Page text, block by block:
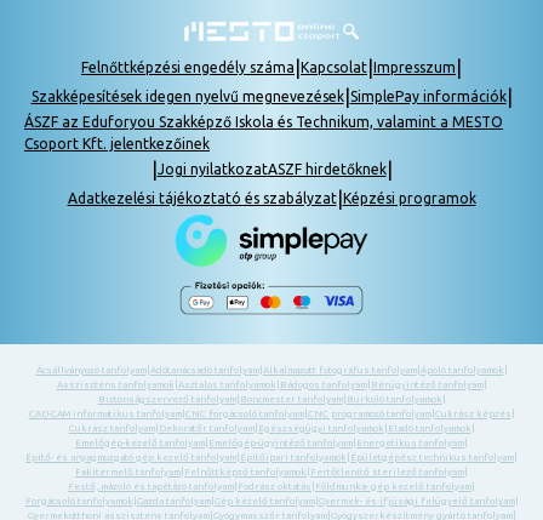
Felnőttképzési engedély száma Kapcsolat Impresszum
Szakképesítések idegen nyelvű megnevezések| SimplePay információk|
ÁSZF az Eduforyou Szakképző Iskola és Technikum, valamint a MESTO
Csoport Kft. jelentkezőinek
Jogi nyilatkozatASZF hirdetőknek|
Adatkezelési tájékoztató és szabályzat| Képzési programok
Ácsállványozó tanfolyam| Adótanácsadó tanfolyam| Alkalmazott fotográfus tanfolyam| Ápoló tanfolyamok
Asszisztens tanfolyamok Asztalos tanfolyamok Bádogos tanfolyam| Bérügyintéző tanfolyam|
Biztonságszervező tanfolyam| Boncmester tanfolyam| Burkoló tanfolyamok
CAD-CAM informatikus tanfolyam| CNC forgácsoló tanfolyam| CNC programozó tanfolyam| Cukrász képzés
Cukrász tanfolyam| Dekoratőr tanfolyam| Egészségügyi tanfolyamok Eladó tanfolyamok
Emelőgép-kezelő tanfolyam Emelőgép-ügyintéző tanfolyam Energetikus tanfolyam
Építő- és anyagmozgató gép kezelő tanfolyam Építőipari tanfolyamok Épületgépész technikus tanfolyam
Fakitermelő tanfolyam Felnőttképző tanfolyamok Fertőtlenítő sterilező tanfolyam
Festő, mázoló és tapétázó tanfolyam Fodrász oktatás Földmunka- gép kezelő tanfolyam
Forgácsoló tanfolyamok Gazda tanfolyam| Gép kezelő tanfolyam| Gyermek- és ifjúsági felügyelő tanfolyam|
Gyermekotthoni asszisztens tanfolyam| Gyógymasszőr tanfolyam| Gyógyszerkészítmény gyártó tanfolyam|